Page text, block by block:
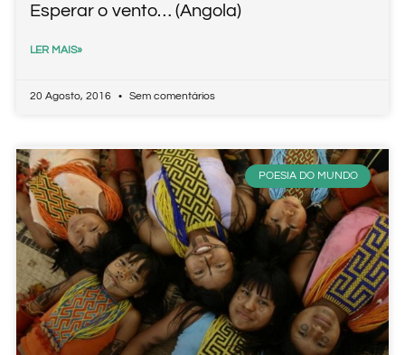
Esperar o vento… (Angola)
LER MAIS»
20 Agosto, 2016 Sem comentários
POESIA DO MUNDO